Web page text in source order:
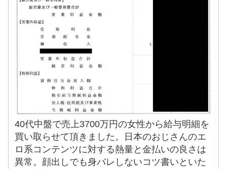
40代中盤で売上3700万円の女性から給与明細を
買い取らせて頂きました。日本のおじさんのエ
ロ系コンテンツに対する熱量と金払いの良さは
異常。顔出しでも身バレしないコツ書いといた